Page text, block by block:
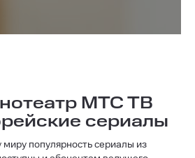
МТС ТВ
сериалы
популярность сериалы из